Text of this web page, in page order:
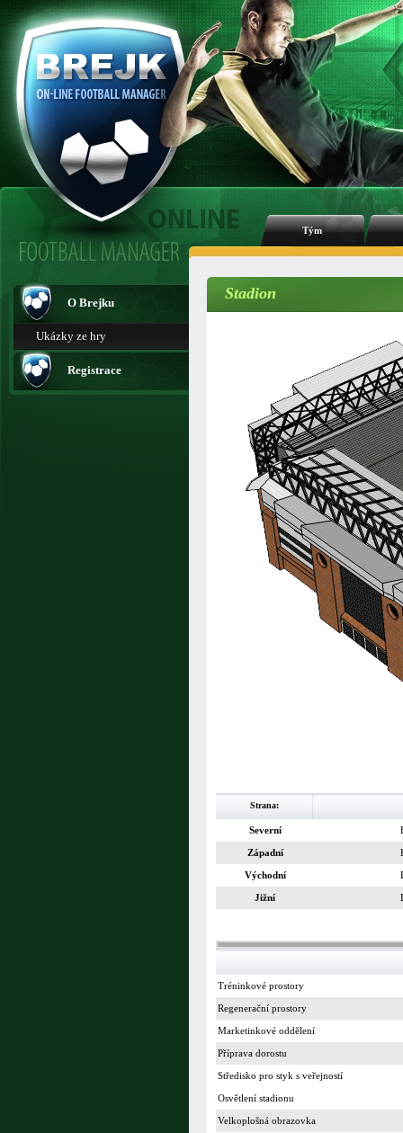
Tým
O Brejku
Ukázky ze hry
Registrace
Stadion
Strana:
Severní
Západní
Východní
Jižní
Tréninkové prostory
Regenerační prostory
Marketinkové oddělení
Příprava dorostu
Středisko pro styk s veřejností
Osvětlení stadionu
Velkoplošná obrazovka